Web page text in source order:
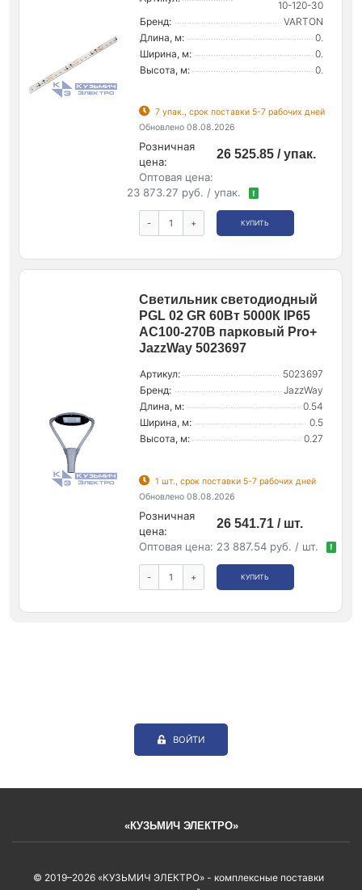
10-120-30
Бренд:
VARTON
Длина, м:
0.
Ширина, м:
0.
Высота, м:
0.
7 упак., срок поставки 5-7 рабочих дней
Обновлено 08.08.2026
Розничная
цена:
26 525.85 / упак.
Оптовая цена:
23 873.27 руб. / упак.
!
- + КУПИТЬ
Светильник светодиодный
PGL 02 GR 60Вт 5000К IP65
AC100-270В парковый Pro+
JazzWay 5023697
Артикул:
5023697
Бренд:
JazzWay
Длина, м:
0.54
Ширина, м:
0.5
Высота, м:
0.27
1 шт., срок поставки 5-7 рабочих дней
Обновлено 08.08.2026
Розничная
цена:
26 541.71 / шт.
Оптовая цена: 23 887.54 руб. / шт. !
- + КУПИТЬ
ВОЙТИ
«КУЗЬМИЧ ЭЛЕКТРО»
© 2019–2026 «КУЗЬМИЧ ЭЛЕКТРО» - комплексные поставки